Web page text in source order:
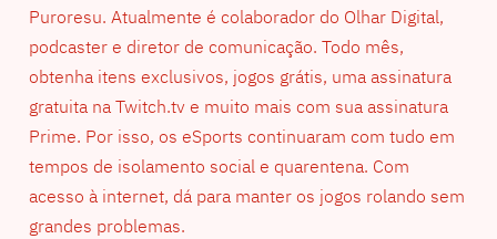
Puroresu. Atualmente é colaborador do Olhar Digital,
podcaster e diretor de comunicação. Todo mês,
obtenha itens exclusivos, jogos grátis, uma assinatura
gratuita na Twitch.tv e muito mais com sua assinatura
Prime. Por isso, os eSports continuaram com tudo em
tempos de isolamento social e quarentena. Com
acesso à internet, dá para manter os jogos rolando sem
grandes problemas.